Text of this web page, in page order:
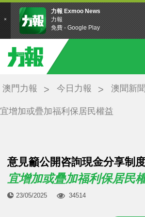
澳門力報 今日力報 澳聞新聞
宜增加或疊加福利保居民權益
意見籲公開咨詢現金分享制
宜增加或疊加福利保居民
23/05/2025 34514